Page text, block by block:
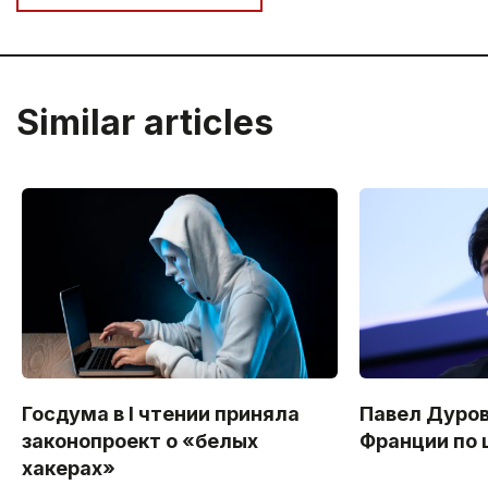
Similar articles
Госдума в I чтении приняла
законопроект о «белых
хакерах»
Павел
Франции по